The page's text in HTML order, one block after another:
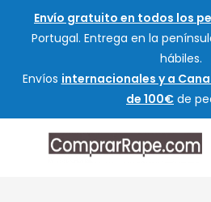
Envío gratuito en todos los
Portugal. Entrega en la
hábiles.
Envíos internacionales y a
de 100€ de